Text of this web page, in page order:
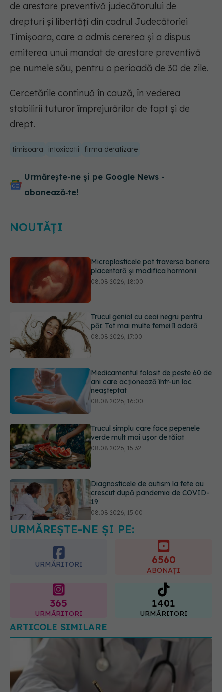
de arestare preventivă judecătorului de
drepturi şi libertăţi din cadrul Judecătoriei
Timişoara, care a admis cererea şi a dispus
emiterea unui mandat de arestare preventivă
pe numele său, pentru o perioadă de 30 de zile.
Cercetările continuă în cauză, în vederea
stabilirii tuturor împrejurărilor de fapt şi de
drept.
timisoara intoxicatii firma deratizare
Urmărește-ne și pe Google News -
abonează‑te!
NOUTĂȚI
Trucul genial cu ceai negru pentru
păr. Tot mai multe femei îl adoră
08.08.2026, 17:00
Medicamentul folosit de peste 60 de
ani care acționează într-un loc
neașteptat
Trucul simplu care face pepenele
verde mult mai ușor de tăiat
08.08.2026, 15:32
Diagnosticele de autism la fete au
crescut după pandemia de COVID-
19
Microplasticele pot traversa bariera
placentară și modifica hormonii
08.08.2026, 18:00
URMĂREȘTE-NE ȘI PE:
URMĂRITORI 6560
ABONAȚI
365
URMĂRITORI
1401
URMĂRITORI
ARTICOLE SIMILARE